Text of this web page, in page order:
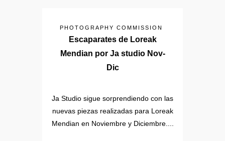
PHOTOGRAPHY COMMISSION
Escaparates de Loreak
Mendian por Ja studio Nov-
Dic
Ja Studio sigue sorprendiendo con las
nuevas piezas realizadas para Loreak
Mendian en Noviembre y Diciembre....